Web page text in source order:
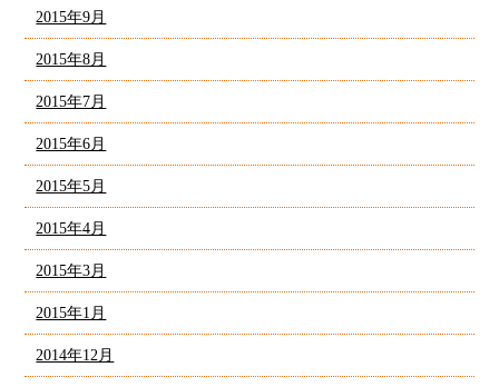
2015年9月
2015年8月
2015年7月
2015年6月
2015年5月
2015年4月
2015年3月
2015年1月
2014年12月